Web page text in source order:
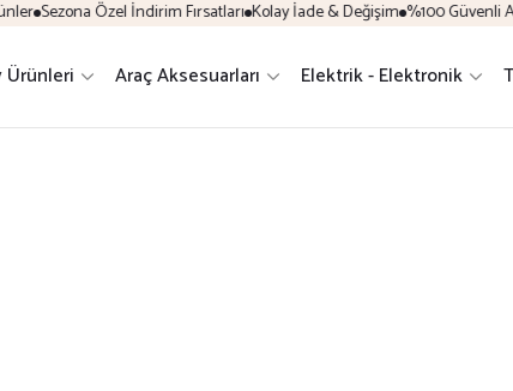
Sezona Özel İndirim Fırsatları Kolay İade & Değişim %100 Güvenli
Ürünleri Araç Aksesuarları Elektrik - Elektronik